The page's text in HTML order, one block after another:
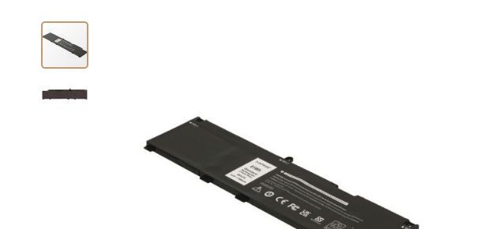
Hoppa
till
av
bildgalleriet